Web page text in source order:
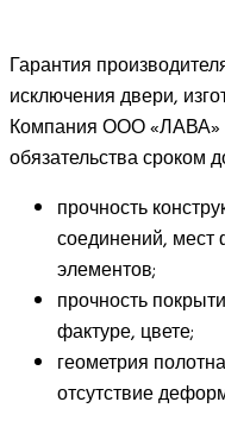
Гарантия
исключения двери,
Компания ООО «ЛАВА»
обязательства сроком
прочность
соединений, мест
элементов;
прочность
фактуре, цвете;
геометрия
отсутствие